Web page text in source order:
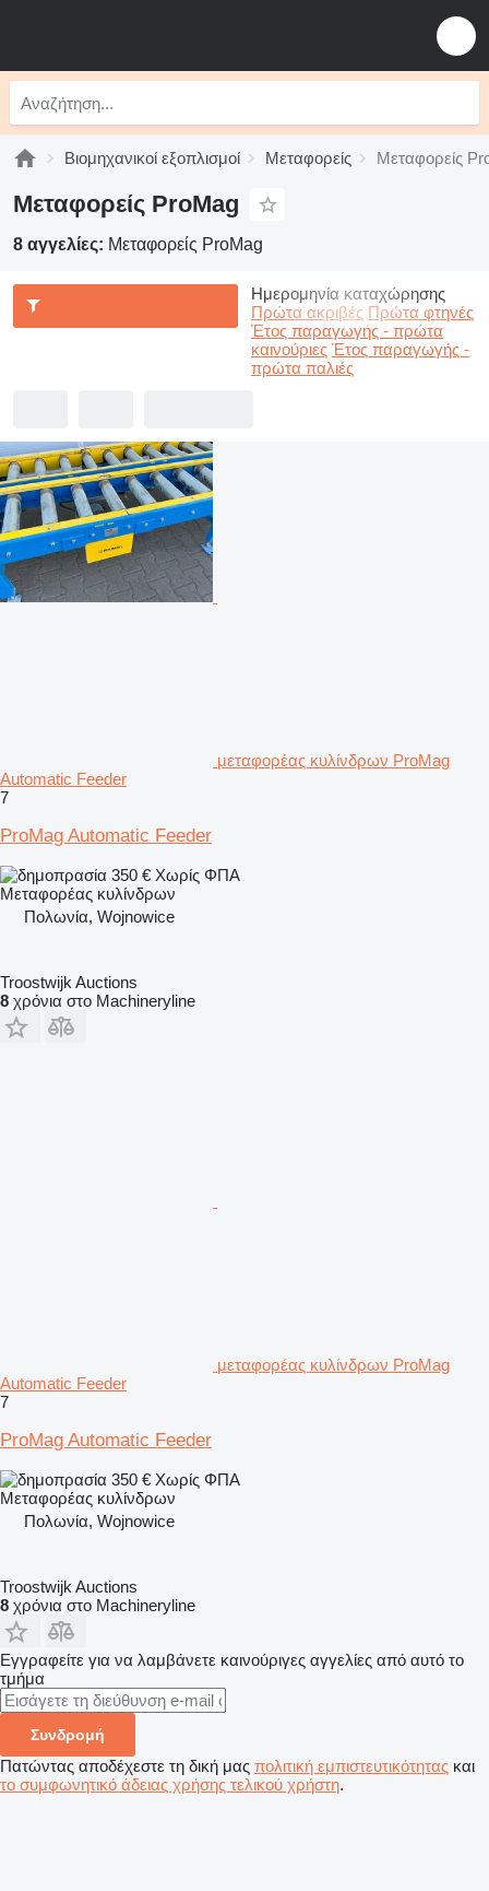
Βιομηχανικοί εξοπλισμοί Μεταφορείς Μεταφορείς
Μεταφορείς ProMag
8 αγγελίες: Μεταφορείς ProMag
Ημερομηνία καταχώρησης
Πρώτα ακριβές Πρώτα φτηνές
Έτος παραγωγής - πρώτα
καινούριες Έτος παραγωγής -
πρώτα παλιές
μεταφορέας κυλίνδρων ProMag
Automatic Feeder
7
ProMag Automatic Feeder
350 € Χωρίς ΦΠΑ
Μεταφορέας κυλίνδρων
Πολωνία, Wojnowice
Troostwijk Auctions
8 χρόνια στο Machineryline
μεταφορέας κυλίνδρων ProMag
Automatic Feeder
7
ProMag Automatic Feeder
350 € Χωρίς ΦΠΑ
Μεταφορέας κυλίνδρων
Πολωνία, Wojnowice
Troostwijk Auctions
8 χρόνια στο Machineryline
Εγγραφείτε για να λαμβάνετε καινούριγες αγγελίες από αυτό το
τμήμα
Συνδρομή
Πατώντας αποδέχεστε τη δική μας πολιτική εμπιστευτικότητας και
το συμφωνητικό άδειας χρήσης τελικού χρήστη.